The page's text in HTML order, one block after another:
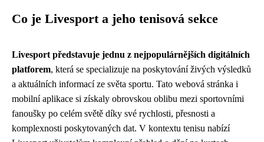
Co je Livesport a jeho tenisová sekce
Livesport představuje jednu z nejpopulárnějších digitálních
platforem, která se specializuje na poskytování živých výsledků
a aktuálních informací ze světa sportu. Tato webová stránka i
mobilní aplikace si získaly obrovskou oblibu mezi sportovními
fanoušky po celém světě díky své rychlosti, přesnosti a
komplexnosti poskytovaných dat. V kontextu tenisu nabízí